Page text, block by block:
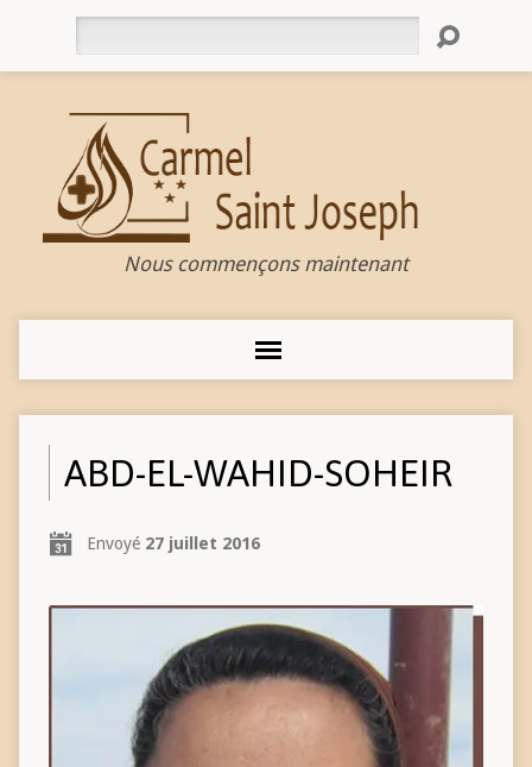
Nous commençons maintenant
ABD-EL-WAHID-SOHEIR
Envoyé 27 juillet 2016